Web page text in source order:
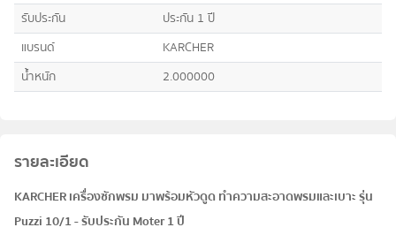
รับประกัน
ประกัน 1 ปี
แบรนด์
KARCHER
น้ำหนัก
2.000000
รายละเอียด
KARCHER เครื่องซักพรม มาพร้อมหัวดูด ทำความสะอาดพรมและเบาะ รุ่น
Puzzi 10/1 - รับประกัน Moter 1 ปี